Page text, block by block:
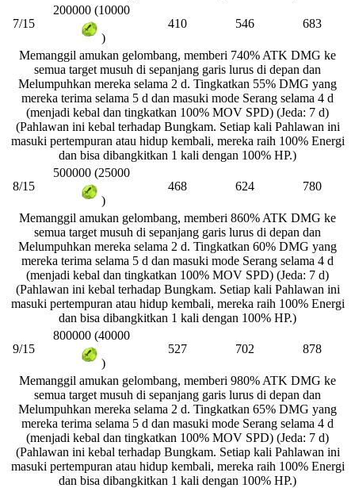
7/15
200000 (10000
)
410 546 683
Memanggil amukan gelombang, memberi 740% ATK DMG ke
semua target musuh di sepanjang garis lurus di depan dan
Melumpuhkan mereka selama 2 d. Tingkatkan 55% DMG yang
mereka terima selama 5 d dan masuki mode Serang selama 4 d
(menjadi kebal dan tingkatkan 100% MOV SPD) (Jeda: 7 d)
(Pahlawan ini kebal terhadap Bungkam. Setiap kali Pahlawan ini
masuki pertempuran atau hidup kembali, mereka raih 100% Energi
dan bisa dibangkitkan 1 kali dengan 100% HP.)
8/15
500000 (25000
)
468 624 780
Memanggil amukan gelombang, memberi 860% ATK DMG ke
semua target musuh di sepanjang garis lurus di depan dan
Melumpuhkan mereka selama 2 d. Tingkatkan 60% DMG yang
mereka terima selama 5 d dan masuki mode Serang selama 4 d
(menjadi kebal dan tingkatkan 100% MOV SPD) (Jeda: 7 d)
(Pahlawan ini kebal terhadap Bungkam. Setiap kali Pahlawan ini
masuki pertempuran atau hidup kembali, mereka raih 100% Energi
dan bisa dibangkitkan 1 kali dengan 100% HP.)
9/15
800000 (40000
)
527 702 878
Memanggil amukan gelombang, memberi 980% ATK DMG ke
semua target musuh di sepanjang garis lurus di depan dan
Melumpuhkan mereka selama 2 d. Tingkatkan 65% DMG yang
mereka terima selama 5 d dan masuki mode Serang selama 4 d
(menjadi kebal dan tingkatkan 100% MOV SPD) (Jeda: 7 d)
(Pahlawan ini kebal terhadap Bungkam. Setiap kali Pahlawan ini
masuki pertempuran atau hidup kembali, mereka raih 100% Energi
dan bisa dibangkitkan 1 kali dengan 100% HP.)